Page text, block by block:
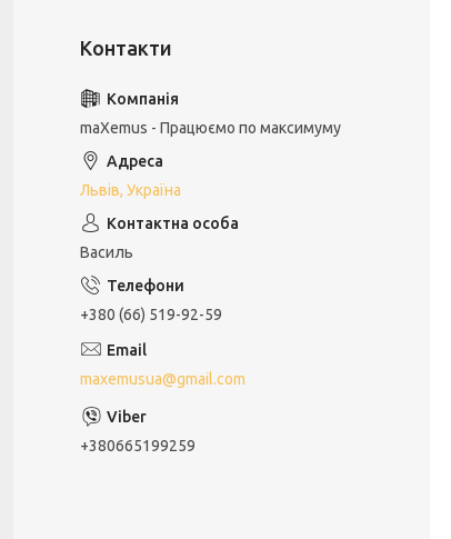
maXemus - Працюємо по максимуму
Львів, Україна
Василь
+380 (66) 519-92-59
maxemusua@gmail.com
+380665199259